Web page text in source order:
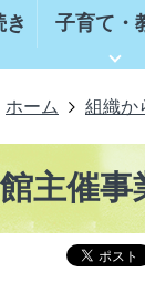
き 子育て・
ホーム 組織か
主催